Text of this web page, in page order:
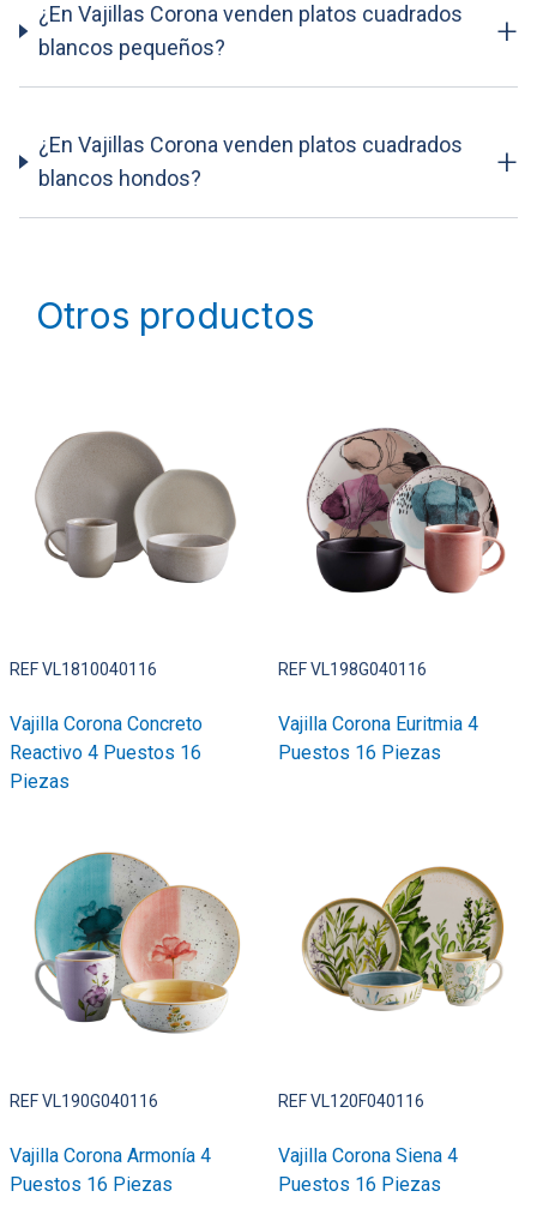
¿En Vajillas Corona venden platos cuadrados
blancos pequeños?
+
¿En Vajillas Corona venden platos cuadrados
blancos hondos?
+
Otros productos
REF VL1810040116
Vajilla Corona Concreto
Reactivo 4 Puestos 16
Piezas
REF VL198G040116
Vajilla Corona Euritmia 4
Puestos 16 Piezas
REF VL190G040116
Vajilla Corona Armonía 4
Puestos 16 Piezas
REF VL120F040116
Vajilla Corona Siena 4
Puestos 16 Piezas